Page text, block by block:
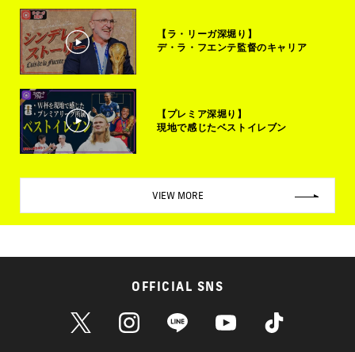
【ラ・リーガ深堀り】
デ・ラ・フエンテ監督のキャリア
【プレミア深堀り】
現地で感じたベストイレブン
VIEW MORE
OFFICIAL SNS